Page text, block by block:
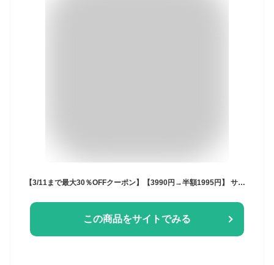
【3/11まで最大30％OFFクーポン】【3990円→半額1995円】 サングラス メンズ レディース SBG ブランド ウェリントンサングラス ボストン uvカット スポーツ 黒 カラーレンズ グレーレンズ クリアレンズ ブラック おしゃれ メガネ 黒ぶち 伊達メガネ
この商品をサイトでみる